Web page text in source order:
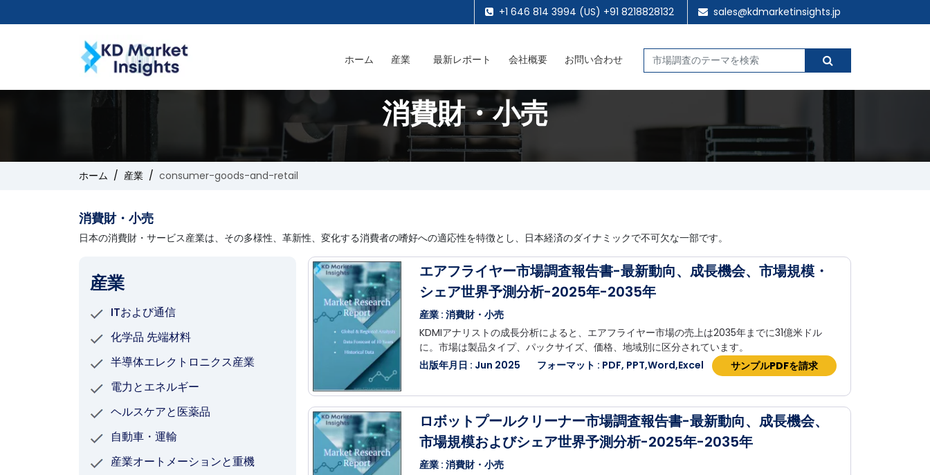
+1 646 814 3994 (US) +91 8218828132 sales@kdmarketinsights.jp
ホーム 産業 最新レポート 会社概要 お問い合わせ
消費財・小売
ホーム 産業 consumer-goods-and-retail
消費財・小売
日本の消費財・サービス産業は、その多様性、革新性、変化する消費者の嗜好への適応性を特徴とし、日本経済のダイナミックで不可欠な一部です。
産業
ITおよび通信
化学品 先端材料
半導体エレクトロニクス産業
電力とエネルギー
ヘルスケアと医薬品
自動車・運輸
産業オートメーションと重機
エアフライヤー市場調査報告書-最新動向、成長機会、市場規模・
シェア世界予測分析-2025年-2035年
産業 : 消費財・小売
KDMIアナリストの成長分析によると、エアフライヤー市場の売上は2035年までに31億米ドル
に。市場は製品タイプ、パックサイズ、価格、地域別に区分されています。
出版年月日 : Jun 2025
フォーマット : PDF, PPT,Word,Excel サンプルPDFを請求
ロボットプールクリーナー市場調査報告書-最新動向、成長機会、
市場規模およびシェア世界予測分析-2025年-2035年
産業 : 消費財・小売